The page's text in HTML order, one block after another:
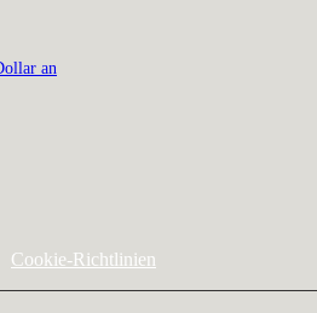
an
Cookie-Richtlinien